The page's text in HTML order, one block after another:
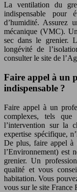
La ventilation du
indispensable pour
d’humidité. Assurez
mécanique (VMC).
sec dans le grenier.
longévité de
consulter le site de
Faire appel à un
indispensable ?
Faire appel à un
complexes, tels
l’intervention sur la
expertise spécifique,
De plus, faire appel à
l’Environnement) est
grenier. Un
qualité et vous
habitation. Vous
vous sur le site France